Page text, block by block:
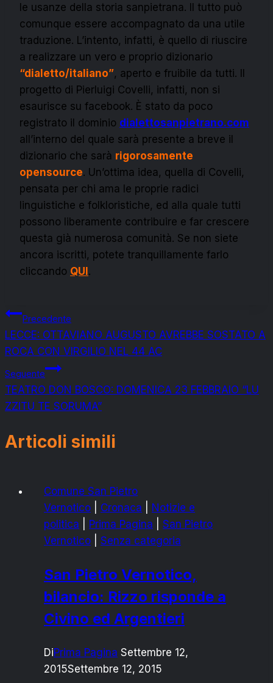
le usanze della storia sanpietrana. Il tutto può
comunque essere accompagnato da una utile
traduzione. L’intento, infatti, è quello di riuscire
a realizzare un vero e proprio dizionario
“dialetto/italiano”, aperto e fruibile da tutti. Il
progetto di Pierluigi Covelli, infatti, non si
esaurisce su facebook. È stato da poco
registrato il dominio dialettosanpietrano.com
all’interno del quale sarà presente a breve il
dizionario che sarà rigorosamente
opensource. Un’ottima idea, quella di Covelli,
pensata per chi ama le proprie radici
linguistiche e folkloristiche, ed alla quale tutti
possono liberamente contribuire e far crescere
questa già numerosa comunità. Se non siete
ancora iscritti, potete tranquillamente farlo
cliccando QUI.
Navigazione
articoli
Precedente
LECCE: OTTAVIANO AUGUSTO AVREBBE SOSTATO A
ROCA CON VIRGILIO NEL 44 AC
Seguente
TEATRO DON BOSCO: DOMENICA 23 FEBBRAIO “LU
ZZITU TE SORUMA”
Articoli simili
Comune San Pietro
Vernotico
Cronaca
Notizie e
politica
Prima Pagina
San Pietro
Vernotico
Senza categoria
San Pietro Vernotico,
bilancio: Rizzo risponde a
Civino ed Argentieri
DiPrima Pagina Settembre 12,
2015Settembre 12, 2015